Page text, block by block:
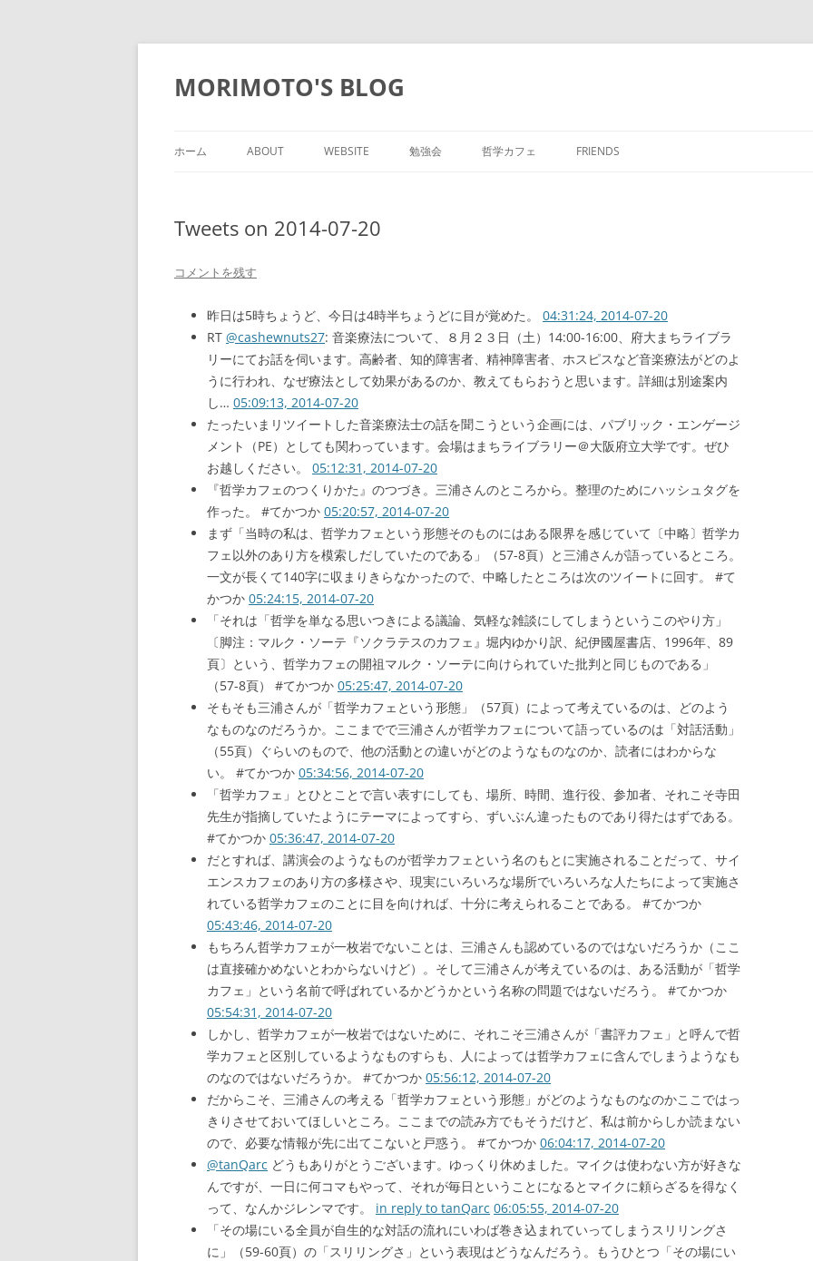
コ
ン
ツ
ッ
MORIMOTO'S BLOG
ホーム ABOUT WEBSITE 勉強会 哲学カフェ FRIENDS
Tweets on 2014-07-20
コメントを残す
昨日は5時ちょうど、今日は4時半ちょうどに目が覚めた。 04:31:24, 2014-07-20
RT @cashewnuts27: 音楽療法について、８月２３日（土）14:00-16:00、府大まちライブラ
リーにてお話を伺います。高齢者、知的障害者、精神障害者、ホスピスなど音楽療法がどのよ
うに行われ、なぜ療法として効果があるのか、教えてもらおうと思います。詳細は別途案内
し… 05:09:13, 2014-07-20
たったいまリツイートした音楽療法士の話を聞こうという企画には、パブリック・エンゲージ
メント（PE）としても関わっています。会場はまちライブラリー＠大阪府立大学です。ぜひ
お越しください。 05:12:31, 2014-07-20
『哲学カフェのつくりかた』のつづき。三浦さんのところから。整理のためにハッシュタグを
作った。 #てかつか 05:20:57, 2014-07-20
まず「当時の私は、哲学カフェという形態そのものにはある限界を感じていて〔中略〕哲学カ
フェ以外のあり方を模索しだしていたのである」（57-8頁）と三浦さんが語っているところ。
一文が長くて140字に収まりきらなかったので、中略したところは次のツイートに回す。 #て
かつか 05:24:15, 2014-07-20
「それは「哲学を単なる思いつきによる議論、気軽な雑談にしてしまうというこのやり方」
〔脚注：マルク・ソーテ『ソクラテスのカフェ』堀内ゆかり訳、紀伊國屋書店、1996年、89
頁〕という、哲学カフェの開祖マルク・ソーテに向けられていた批判と同じものである」
（57-8頁） #てかつか 05:25:47, 2014-07-20
そもそも三浦さんが「哲学カフェという形態」（57頁）によって考えているのは、どのよう
なものなのだろうか。ここまでで三浦さんが哲学カフェについて語っているのは「対話活動」
（55頁）ぐらいのもので、他の活動との違いがどのようなものなのか、読者にはわからな
い。 #てかつか 05:34:56, 2014-07-20
「哲学カフェ」とひとことで言い表すにしても、場所、時間、進行役、参加者、それこそ寺田
先生が指摘していたようにテーマによってすら、ずいぶん違ったものであり得たはずである。
#てかつか 05:36:47, 2014-07-20
だとすれば、講演会のようなものが哲学カフェという名のもとに実施されることだって、サイ
エンスカフェのあり方の多様さや、現実にいろいろな場所でいろいろな人たちによって実施さ
れている哲学カフェのことに目を向ければ、十分に考えられることである。 #てかつか
05:43:46, 2014-07-20
もちろん哲学カフェが一枚岩でないことは、三浦さんも認めているのではないだろうか（ここ
は直接確かめないとわからないけど）。そして三浦さんが考えているのは、ある活動が「哲学
カフェ」という名前で呼ばれているかどうかという名称の問題ではないだろう。 #てかつか
05:54:31, 2014-07-20
しかし、哲学カフェが一枚岩ではないために、それこそ三浦さんが「書評カフェ」と呼んで哲
学カフェと区別しているようなものすらも、人によっては哲学カフェに含んでしまうようなも
のなのではないだろうか。 #てかつか 05:56:12, 2014-07-20
だからこそ、三浦さんの考える「哲学カフェという形態」がどのようなものなのかここではっ
きりさせておいてほしいところ。ここまでの読み方でもそうだけど、私は前からしか読まない
ので、必要な情報が先に出てこないと戸惑う。 #てかつか 06:04:17, 2014-07-20
@tanQarc どうもありがとうございます。ゆっくり休めました。マイクは使わない方が好きな
んですが、一日に何コマもやって、それが毎日ということになるとマイクに頼らざるを得なく
って、なんかジレンマです。 in reply to tanQarc 06:05:55, 2014-07-20
「その場にいる全員が自生的な対話の流れにいわば巻き込まれていってしまうスリリングさ
に」（59-60頁）の「スリリングさ」という表現はどうなんだろう。もうひとつ「その場にい